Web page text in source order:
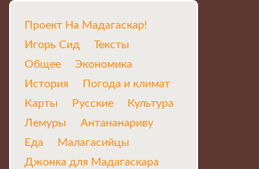
Проект На Мадагаскар!
Игорь Сид
Тексты
Общее
Экономика
История
Погода и климат
Карты
Русские
Культура
Лемуры
Антананариву
Еда
Малагасийцы
Джонка для Мадагаскара